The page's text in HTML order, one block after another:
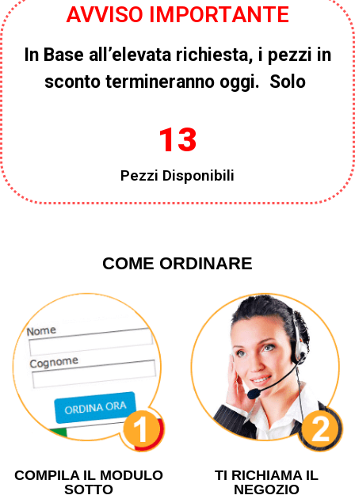
AVVISO IMPORTANTE
In Base all’elevata richiesta, i pezzi in
sconto termineranno oggi. Solo
Pezzi Disponibili
13
COME ORDINARE
COMPILA IL MODULO
SOTTO
TI RICHIAMA IL
NEGOZIO